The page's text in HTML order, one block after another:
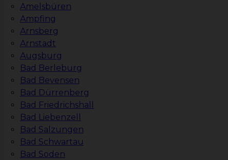
Amelsbüren
Ampfing
Arnsberg
Arnstadt
Augsburg
Bad Berleburg
Bad Bevensen
Bad Dürrenberg
Bad Friedrichshall
Bad Liebenzell
Bad Salzungen
Bad Schwartau
Bad Soden